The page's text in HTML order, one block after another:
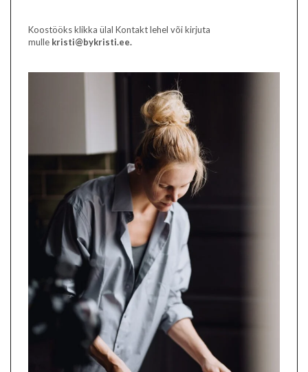
Koostööks klikka ülal Kontakt lehel või kirjuta
mulle kristi@bykristi.ee.